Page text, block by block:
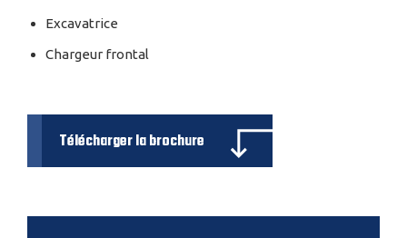
Excavatrice
Chargeur frontal
Télécharger la brochure